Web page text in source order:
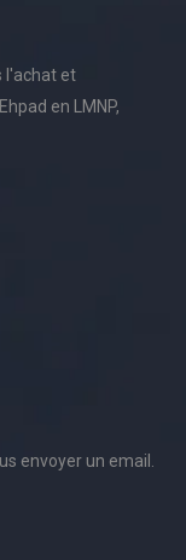
l'achat et
en LMNP,
envoyer un email.